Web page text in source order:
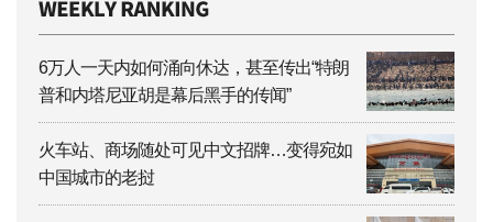
6万人一天内如何涌向休达，甚至传出“特朗
普和内塔尼亚胡是幕后黑手的传闻”
火车站、商场随处可见中文招牌…变得宛如
中国城市的老挝